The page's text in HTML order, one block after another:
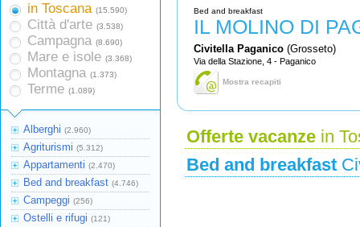
Bed and breakfast
IL MOLINO DI
Civitella Paganico (Grosseto)
Via della Stazione, 4 - Paganico
Mostra recapiti
Offerte vacanze in
Bed and breakfast
in Toscana (15.590)
Città d'arte (3.538)
Campagna (8.690)
Mare e isole (3.368)
Montagna (1.373)
Terme (1.089)
Alberghi (2.960)
Agriturismi (5.312)
Appartamenti (2.470)
Bed and breakfast (4.746)
Campeggi (256)
Ostelli e rifugi (121)